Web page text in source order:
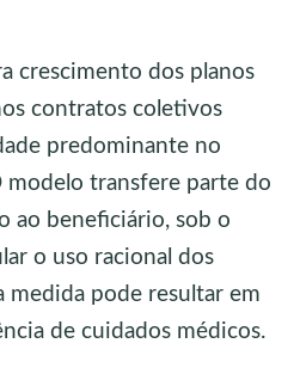
crescimento dos planos
contratos coletivos
predominante no
modelo transfere parte do
ao beneficiário, sob o
o uso racional dos
medida pode resultar em
de cuidados médicos.